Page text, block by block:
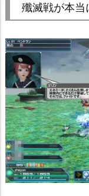
殲滅戦が本当